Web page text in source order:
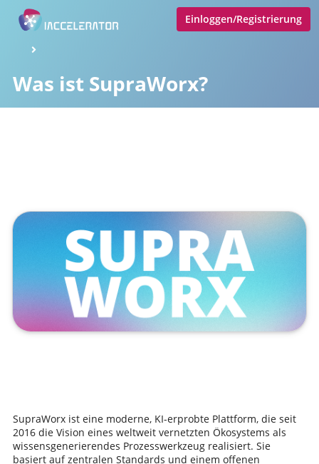
Einloggen/Registrierung
Was ist SupraWorx?
SupraWorx ist eine moderne, KI-erprobte Plattform, die seit
2016 die Vision eines weltweit vernetzten Ökosystems als
wissensgenerierendes Prozesswerkzeug realisiert. Sie
basiert auf zentralen Standards und einem offenen